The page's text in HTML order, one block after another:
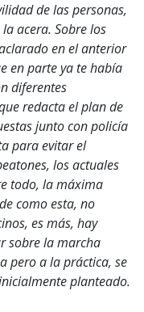
de las personas,
acera. Sobre los
en el anterior
en parte ya te había
diferentes
redacta el plan de
junto con policía
para evitar el
los actuales
todo, la máxima
como esta, no
es más, hay
sobre la marcha
pero a la práctica, se
planteado.